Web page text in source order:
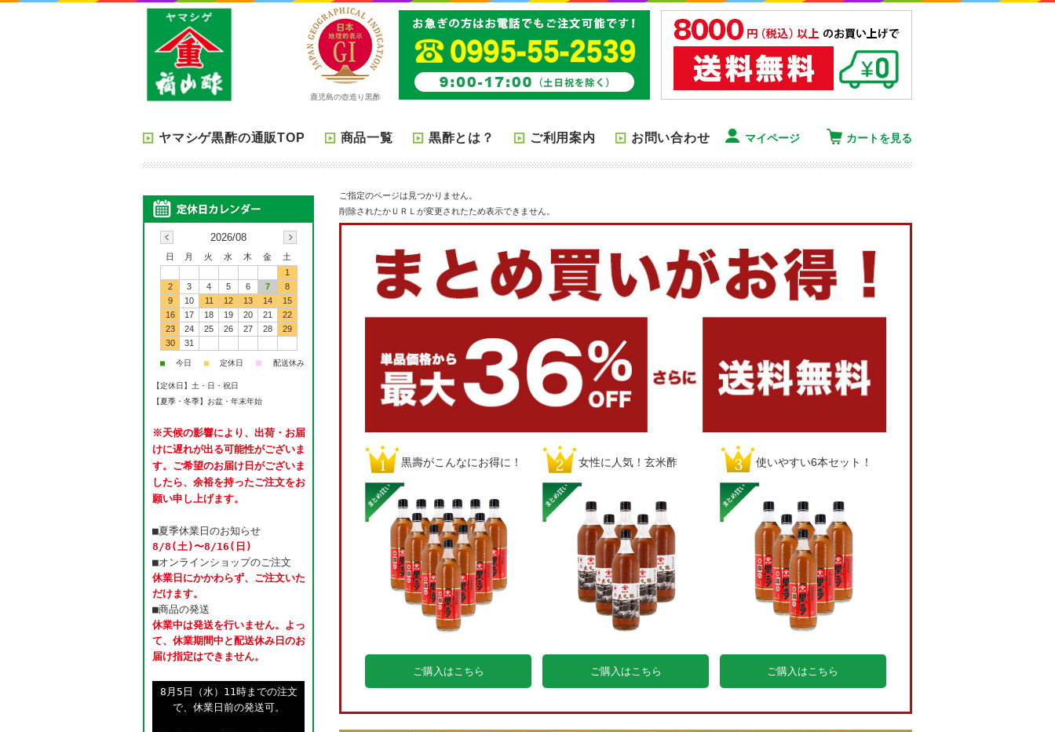
鹿児島の壺造り黒酢
マイページ カートを見る
ヤマシゲ黒酢の通販TOP 商品一覧 黒酢とは？ ご利用案内 お問い合わせ
ご指定のページは見つかりません。
削除されたかＵＲＬが変更されたため表示できません。
黒壽がこんなにお得に！
ご購入はこちら
女性に人気！玄米酢
ご購入はこちら
使いやすい6本セット！
ご購入はこちら
2026/08
日 月 火 水 木 金
土
1
2
3 4 5 6 7
8
9
10 11 12 13 14
15
16
17 18 19 20 21
22
23
24 25 26 27 28
29
30
31
■ 今日 ■ 定休日 ■ 配送休み
【定休日】土・日・祝日
【夏季・冬季】お盆・年末年始
※天候の影響により、出荷・お届
けに遅れが出る可能性がございま
す。ご希望のお届け日がございま
したら、余裕を持ったご注文をお
願い申し上げます。
■夏季休業日のお知らせ
8/8(土)〜8/16(日)
■オンラインショップのご注文
休業日にかかわらず、ご注文いた
だけます。
■商品の発送
休業中は発送を行いません。よっ
て、休業期間中と配送休み日のお
届け指定はできません。
8月5日（水）11時までの注文
で、休業日前の発送可。